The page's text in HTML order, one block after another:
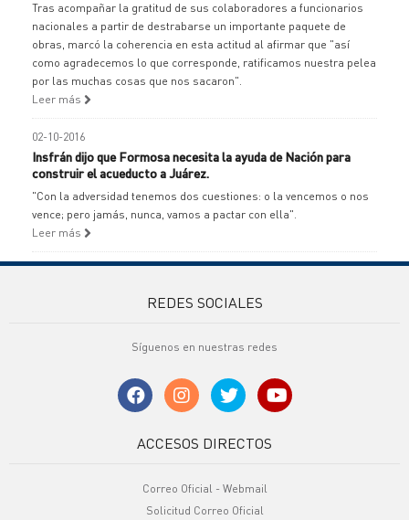
Tras acompañar la gratitud de sus colaboradores a funcionarios
nacionales a partir de destrabarse un importante paquete de
obras, marcó la coherencia en esta actitud al afirmar que "así
como agradecemos lo que corresponde, ratificamos nuestra pelea
por las muchas cosas que nos sacaron".
Leer más
02-10-2016
Insfrán dijo que Formosa necesita la ayuda de Nación para
construir el acueducto a Juárez.
"Con la adversidad tenemos dos cuestiones: o la vencemos o nos
vence; pero jamás, nunca, vamos a pactar con ella".
Leer más
REDES SOCIALES
Síguenos en nuestras redes
ACCESOS DIRECTOS
Correo Oficial - Webmail
Solicitud Correo Oficial